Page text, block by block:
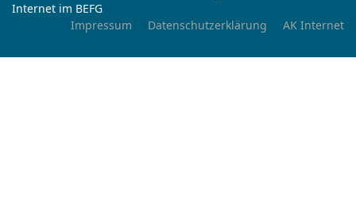
Internet im BEFG
Impressum
Datenschutzerklärung AK Internet